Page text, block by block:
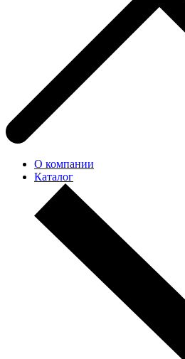
О компании
Каталог